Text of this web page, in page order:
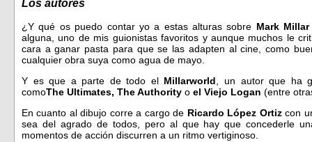
Los autores
¿Y qué os puedo contar yo a estas alturas sobre Mark
alguna, uno de mis guionistas favoritos y aunque muchos le
cara a ganar pasta para que se las adapten al cine, como
cualquier obra suya como agua de mayo.
Y es que a parte de todo el Millarworld , un autor que ha
comoThe Ultimates, The Authority o el Viejo Logan (entre
En cuanto al dibujo corre a cargo de Ricardo López Ortiz con
sea del agrado de todos, pero al que hay que concederle
momentos de acción discurren a un ritmo vertiginoso.